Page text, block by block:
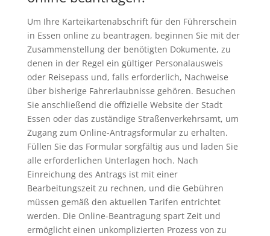
Um Ihre Karteikartenabschrift für den Führerschein
in Essen online zu beantragen, beginnen Sie mit der
Zusammenstellung der benötigten Dokumente, zu
denen in der Regel ein gültiger Personalausweis
oder Reisepass und, falls erforderlich, Nachweise
über bisherige Fahrerlaubnisse gehören. Besuchen
Sie anschließend die offizielle Website der Stadt
Essen oder das zuständige Straßenverkehrsamt, um
Zugang zum Online-Antragsformular zu erhalten.
Füllen Sie das Formular sorgfältig aus und laden Sie
alle erforderlichen Unterlagen hoch. Nach
Einreichung des Antrags ist mit einer
Bearbeitungszeit zu rechnen, und die Gebühren
müssen gemäß den aktuellen Tarifen entrichtet
werden. Die Online-Beantragung spart Zeit und
ermöglicht einen unkomplizierten Prozess von zu